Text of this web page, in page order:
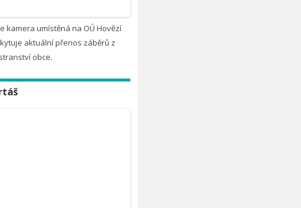
kamera umístěná na OÚ Hovězí
aktuální přenos záběrů z
obce.